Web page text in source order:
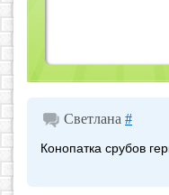
Светлана #
Конопатка срубов